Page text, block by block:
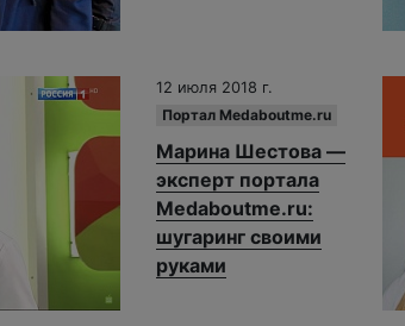
12 июля 2018 г.
Портал Medaboutme.ru
Марина Шестова —
эксперт портала
Medaboutme.ru:
шугаринг своими
руками